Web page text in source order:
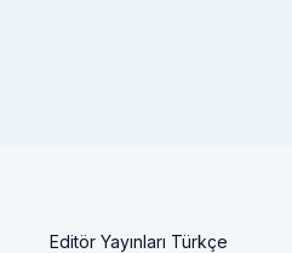
Editör Yayınları Türkçe